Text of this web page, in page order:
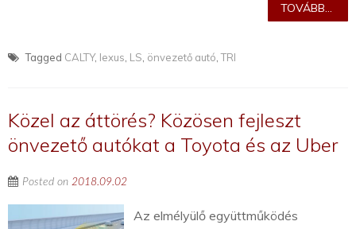
TOVÁBB...
Tagged CALTY, lexus LS önvezető autó ,TRI
Közel az áttörés? Közösen fejleszt
önvezető autókat a Toyota és az Uber
Posted on 2018.09.02
Az elmélyülő együttműködés